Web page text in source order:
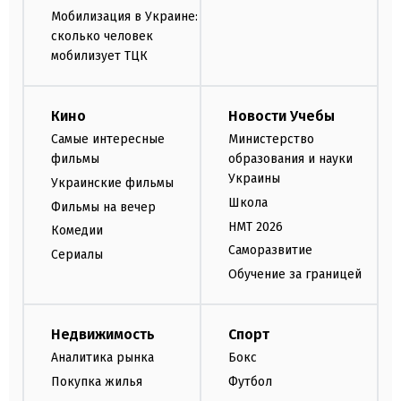
Мобилизация в Украине:
сколько человек
мобилизует ТЦК
Кино
Самые интересные
фильмы
Украинские фильмы
Фильмы на вечер
Комедии
Сериалы
Новости Учебы
Министерство
образования и науки
Украины
Школа
НМТ 2026
Саморазвитие
Обучение за границей
Недвижимость
Аналитика рынка
Покупка жилья
Спорт
Бокс
Футбол